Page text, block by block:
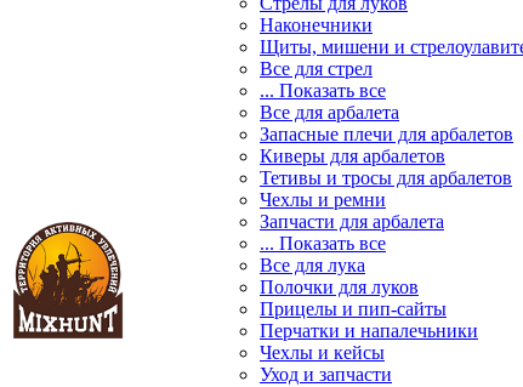
Наконечники
Щиты, мишени и
Все для стрел
... Показать все
Все для арбалета
Запасные плечи для арбалетов
Киверы для арбалетов
Тетивы и тросы для арбалетов
Чехлы и ремни
Запчасти для арбалета
... Показать все
Все для лука
Полочки для луков
Прицелы и пип-сайты
Перчатки и напалечьники
Чехлы и кейсы
Уход и запчасти